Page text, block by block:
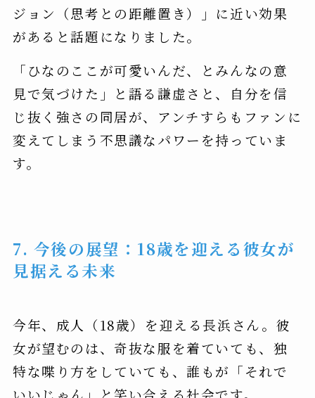
ジョン（思考との距離置き）」に近い効果
があると話題になりました。
「ひなのここが可愛いんだ、とみんなの意
見で気づけた」と語る謙虚さと、自分を信
じ抜く強さの同居が、アンチすらもファンに
変えてしまう不思議なパワーを持っていま
す。
7. 今後の展望：18歳を迎える彼女が
見据える未来
今年、成人（18歳）を迎える長浜さん。彼
女が望むのは、奇抜な服を着ていても、独
特な喋り方をしていても、誰もが「それで